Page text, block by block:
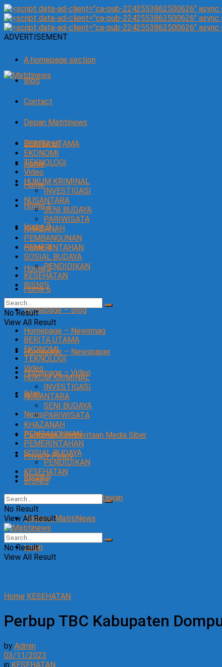
ADVERTISEMENT
A homepage section
Blog
Contact
Depan Matitinews
Disclaimer
Home
Home
Home 2
Home 3
Home 4
Home 5
Home 6
Homepage – Blog
Homepage – Newsmag
Homepage – Newspaper
Homepage – Video
Iklan
News
Pedoman Pemberitaan Media Siber
Privacy Policy
Redaksi
SOP Perlindungan Wartawan
Tentang MatitiNews
Login
BERITA UTAMA
EKONOMI
TEKNOLOGI
Video
HUKUM KRIMINAL
INVESTIGASI
NUSANTARA
SENI BUDAYA
PARIWISATA
KHAZANAH
PEMBANGUNAN
PEMERINTAHAN
SOSIAL BUDAYA
PENDIDIKAN
KESEHATAN
BISNIS
No Result
View All Result
BERITA UTAMA
EKONOMI
TEKNOLOGI
Video
HUKUM KRIMINAL
INVESTIGASI
NUSANTARA
SENI BUDAYA
PARIWISATA
KHAZANAH
PEMBANGUNAN
PEMERINTAHAN
SOSIAL BUDAYA
PENDIDIKAN
KESEHATAN
BISNIS
No Result
View All Result
No Result
View All Result
Home KESEHATAN
Perbup TBC Kabupaten
by Admin
03/11/2023
in KESEHATAN